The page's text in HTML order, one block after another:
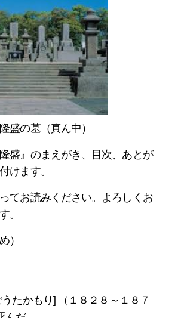
盛の墓（真ん中）
盛』のまえがき、目次、あとが
けます。
てお読みください。よろしくお
。
）
たかもり] （１８２８～１８７